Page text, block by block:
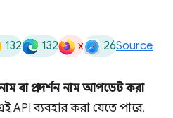
132 132 x 26Source
বা প্রদর্শন নাম আপডেট করা
API ব্যবহার করা যেতে পারে,